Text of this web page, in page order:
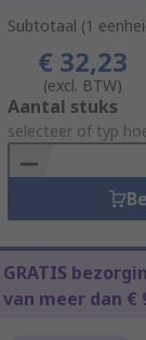
Subtotaal (1
€ 32,23
(excl. BTW)
Add
to
Basket
Aantal stuks
selecteer of typ
GRATIS
van meer dan €